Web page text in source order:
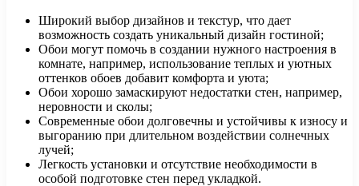
Широкий выбор дизайнов и текстур, что дает
возможность создать уникальный дизайн гостиной;
Обои могут помочь в создании нужного настроения в
комнате, например, использование теплых и уютных
оттенков обоев добавит комфорта и уюта;
Обои хорошо замаскируют недостатки стен, например,
неровности и сколы;
Современные обои долговечны и устойчивы к износу и
выгоранию при длительном воздействии солнечных
лучей;
Легкость установки и отсутствие необходимости в
особой подготовке стен перед укладкой.